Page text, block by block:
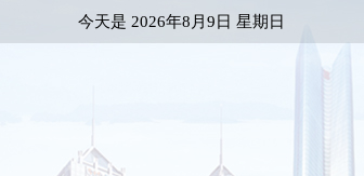
今天是 2026年8月9日 星期日